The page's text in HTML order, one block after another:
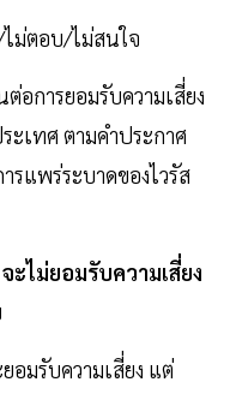
ไม่ตอบ/ไม่สนใจ
อการยอมรับความเสี่ยง
ะเทศ ตามคำประกาศ
แพร่ระบาดของไวรัส
ะไม่ยอมรับความเสี่ยง
อมรับความเสี่ยง แต่